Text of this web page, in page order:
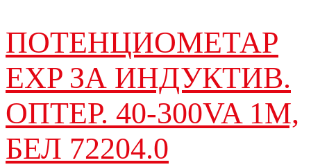
ПОТЕНЦИОМЕТАР
EXP ЗА ИНДУКТИВ.
ОПТЕР. 40-300VA 1M,
БЕЛ 72204.0